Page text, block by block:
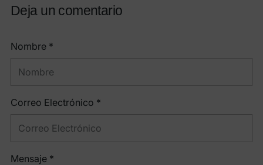
Deja un comentario
Nombre *
Correo Electrónico *
Mensaje *